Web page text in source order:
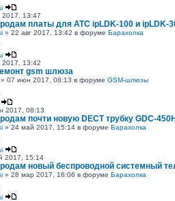
2017, 13:47
платы для АТС ipLDK-100 и ipLDK-
» 22 авг 2017, 13:42 в форуме Барахолка
2017, 13:42
gsm шлюза
» 07 июн 2017, 08:13 в форуме GSM-шлюзы
2017, 08:13
почти новую DECT трубку GDC-450H
» 24 май 2017, 15:14 в форуме Барахолка
2017, 15:14
новый беспроводной системный
» 28 мар 2017, 16:06 в форуме Барахолка